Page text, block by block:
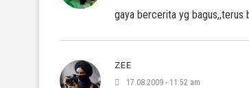
gaya bercerita yg bagus,,terus
ZEE
17.08.2009 - 11:52 am